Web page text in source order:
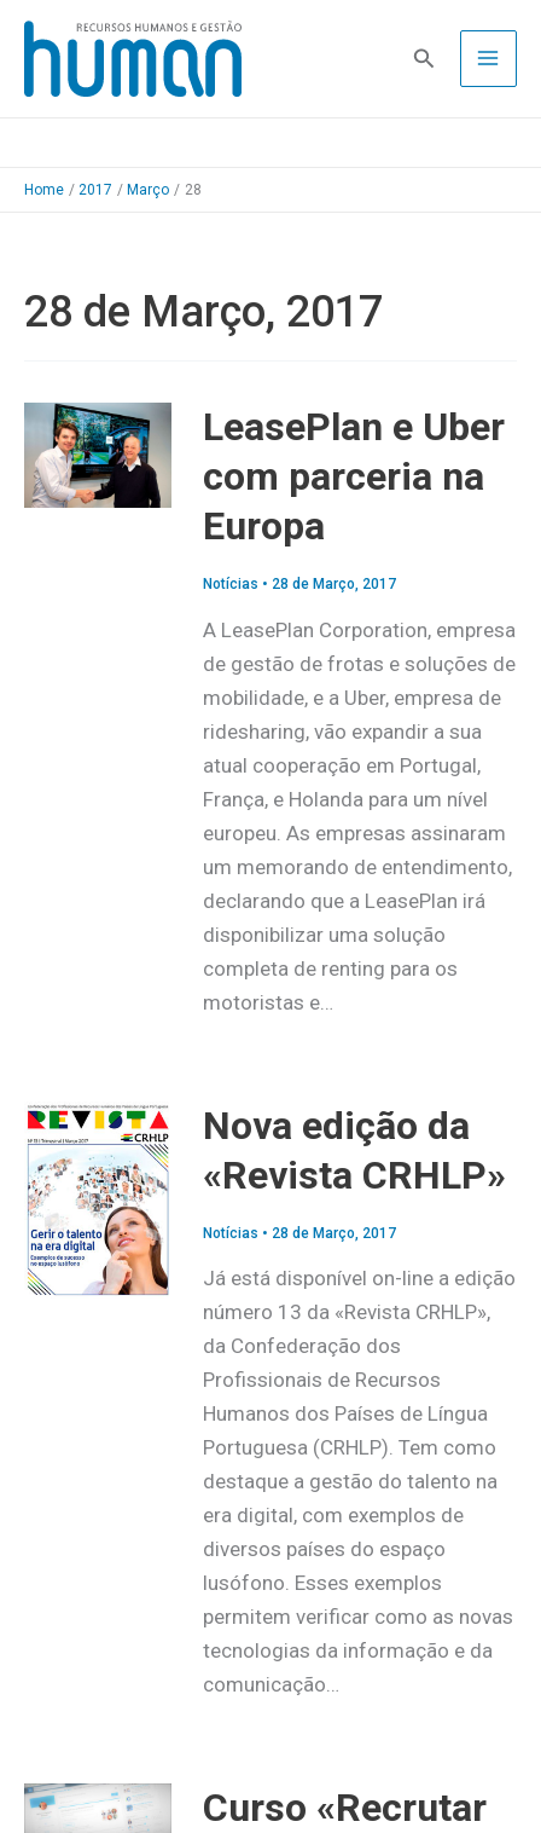
Skip
content
Pesquisa
Home 2017 Março 28
28 de Março, 2017
LeasePlan e Uber
com parceria na
Europa
Notícias • 28 de Março, 2017
A LeasePlan Corporation, empresa
de gestão de frotas e soluções de
mobilidade, e a Uber, empresa de
ridesharing, vão expandir a sua
atual cooperação em Portugal,
França, e Holanda para um nível
europeu. As empresas assinaram
um memorando de entendimento,
declarando que a LeasePlan irá
disponibilizar uma solução
completa de renting para os
motoristas e…
Nova edição da
«Revista CRHLP»
Notícias • 28 de Março, 2017
Já está disponível on-line a edição
número 13 da «Revista CRHLP»,
da Confederação dos
Profissionais de Recursos
Humanos dos Países de Língua
Portuguesa (CRHLP). Tem como
destaque a gestão do talento na
era digital, com exemplos de
diversos países do espaço
lusófono. Esses exemplos
permitem verificar como as novas
tecnologias da informação e da
comunicação…
Curso «Recrutar